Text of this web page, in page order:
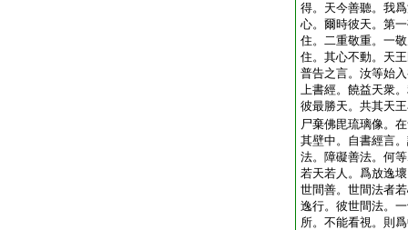
得。天今善聽。我
心。爾時彼天。第
住。二重敬重。一
住。其心不動。天
普告之言。汝等始
上書經。饒益天衆
彼最勝天。共其天
尸棄佛毘琉璃像。
其壁中。自書經言
法。障礙善法。何
若天若人。爲放逸
世間善。世間法者
逸行。彼世間法。
所。不能看視。則